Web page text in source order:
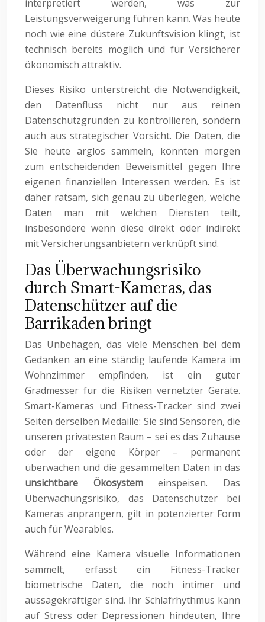
interpretiert werden, was zur
Leistungsverweigerung führen kann. Was heute
noch wie eine düstere Zukunftsvision klingt, ist
technisch bereits möglich und für Versicherer
ökonomisch attraktiv.
Dieses Risiko unterstreicht die Notwendigkeit,
den Datenfluss nicht nur aus reinen
Datenschutzgründen zu kontrollieren, sondern
auch aus strategischer Vorsicht. Die Daten, die
Sie heute arglos sammeln, könnten morgen
zum entscheidenden Beweismittel gegen Ihre
eigenen finanziellen Interessen werden. Es ist
daher ratsam, sich genau zu überlegen, welche
Daten man mit welchen Diensten teilt,
insbesondere wenn diese direkt oder indirekt
mit Versicherungsanbietern verknüpft sind.
Das Überwachungsrisiko
durch Smart-Kameras, das
Datenschützer auf die
Barrikaden bringt
Das Unbehagen, das viele Menschen bei dem
Gedanken an eine ständig laufende Kamera im
Wohnzimmer empfinden, ist ein guter
Gradmesser für die Risiken vernetzter Geräte.
Smart-Kameras und Fitness-Tracker sind zwei
Seiten derselben Medaille: Sie sind Sensoren, die
unseren privatesten Raum – sei es das Zuhause
oder der eigene Körper – permanent
überwachen und die gesammelten Daten in das
unsichtbare Ökosystemeinspeisen. Das
Überwachungsrisiko, das Datenschützer bei
Kameras anprangern, gilt in potenzierter Form
auch für Wearables.
Während eine Kamera visuelle Informationen
sammelt, erfasst ein Fitness-Tracker
biometrische Daten, die noch intimer und
aussagekräftiger sind. Ihr Schlafrhythmus kann
auf Stress oder Depressionen hindeuten, Ihre